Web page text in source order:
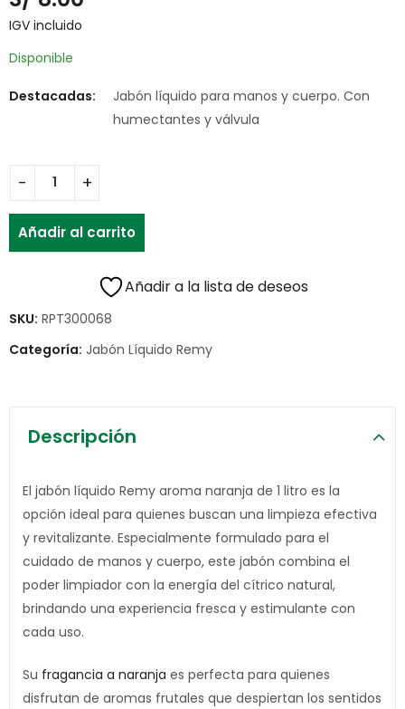
IGV incluido
Disponible
Destacadas:
Jabón líquido para manos y cuerpo. Con
humectantes y válvula
Añadir al carrito
Añadir a la lista de deseos
SKU: RPT300068
Categoría: Jabón Líquido Remy
Descripción
El jabón líquido Remy aroma naranja de 1 litro es la
opción ideal para quienes buscan una limpieza efectiva
y revitalizante. Especialmente formulado para el
cuidado de manos y cuerpo, este jabón combina el
poder limpiador con la energía del cítrico natural,
brindando una experiencia fresca y estimulante con
cada uso.
Su fragancia a naranja es perfecta para quienes
disfrutan de aromas frutales que despiertan los sentidos